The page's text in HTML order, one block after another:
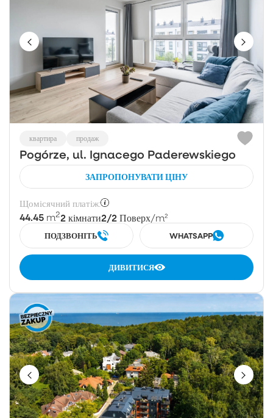
квартира продаж
Pogórze, ul. Ignacego Paderewskiego
ЗАПРОПОНУВАТИ ЦІНУ
Щомісячний платіж:
44.45 m22 кімнати2/2 Поверх/m²
ПОДЗВОНІТЬ WHATSAPP
ДИВИТИСЯ